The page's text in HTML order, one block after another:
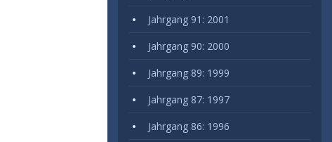
Jahrgang 91: 2001
Jahrgang 90: 2000
Jahrgang 89: 1999
Jahrgang 87: 1997
Jahrgang 86: 1996